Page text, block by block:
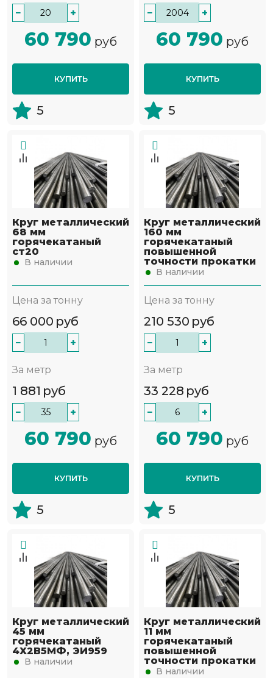
− +
60 790 руб
КУПИТЬ
5
− +
60 790 руб
КУПИТЬ
5
Круг металлический
68 мм
горячекатаный
ст20
В наличии
Цена за тонну
66 000 руб
− +
За метр
1 881 руб
− +
60 790 руб
КУПИТЬ
5
Круг металлический
160 мм
горячекатаный
повышенной
точности прокатки
В наличии
Цена за тонну
210 530 руб
− +
За метр
33 228 руб
− +
60 790 руб
КУПИТЬ
5
Круг металлический
45 мм
горячекатаный
4Х2В5МФ, ЭИ959
В наличии
Круг металлический
11 мм
горячекатаный
повышенной
точности прокатки
В наличии